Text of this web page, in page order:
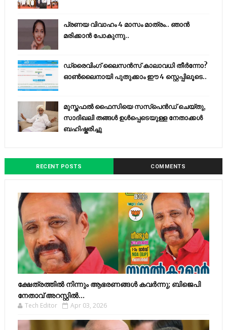
പ്രണയ വിവാഹം 4 മാസം മാത്രം.. ഞാൻ
മരിക്കാൻ പോകുന്നു..
ഡ്രൈവിംഗ് ലൈസൻസ് കാലാവധി തീർന്നോ?
ഓൺലൈനായി പുതുക്കാം ഈ 4 സ്റ്റെപ്പിലൂടെ..
മുസ്തഫൽ ഫൈസിയെ സസ്‌പെൻഡ് ചെയ്തു,
സാദിഖലി തങ്ങൾ ഉൾപ്പെടെയുള്ള നേതാക്കൾ
ബഹിഷ്കരിച്ചു
RECENT POSTS COMMENTS
ക്ഷേത്രത്തിൽ നിന്നും ആഭരണങ്ങൾ കവർന്നു; ബിജെപി
നേതാവ് അറസ്റ്റിൽ...
Tech Editor Apr 03, 2026